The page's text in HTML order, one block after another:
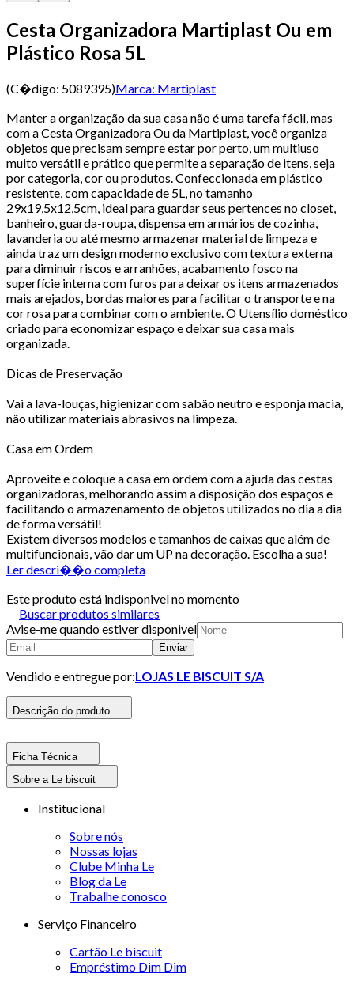
Cesta Organizadora Martiplast Ou em
Plástico Rosa 5L
(C�digo: 5089395)Marca: Martiplast
Manter a organização da sua casa não é uma tarefa fácil, mas
com a Cesta Organizadora Ou da Martiplast, você organiza
objetos que precisam sempre estar por perto, um multiuso
muito versátil e prático que permite a separação de itens, seja
por categoria, cor ou produtos. Confeccionada em plástico
resistente, com capacidade de 5L, no tamanho
29x19,5x12,5cm, ideal para guardar seus pertences no closet,
banheiro, guarda-roupa, dispensa em armários de cozinha,
lavanderia ou até mesmo armazenar material de limpeza e
ainda traz um design moderno exclusivo com textura externa
para diminuir riscos e arranhões, acabamento fosco na
superfície interna com furos para deixar os itens armazenados
mais arejados, bordas maiores para facilitar o transporte e na
cor rosa para combinar com o ambiente. O Utensílio doméstico
criado para economizar espaço e deixar sua casa mais
organizada.
Dicas de Preservação
Vai a lava-louças, higienizar com sabão neutro e esponja macia,
não utilizar materiais abrasivos na limpeza.
Casa em Ordem
Aproveite e coloque a casa em ordem com a ajuda das cestas
organizadoras, melhorando assim a disposição dos espaços e
facilitando o armazenamento de objetos utilizados no dia a dia
de forma versátil!
Existem diversos modelos e tamanhos de caixas que além de
multifuncionais, vão dar um UP na decoração. Escolha a sua!
Ler descri��o completa
Este produto está indisponivel no momento
Buscar produtos similares
Avise-me quando estiver disponivel
Enviar
Vendido e entregue por:LOJAS LE BISCUIT S/A
Descrição do produto
Ficha Técnica
Sobre a Le biscuit
Institucional
Sobre nós
Nossas lojas
Clube Minha Le
Blog da Le
Trabalhe conosco
Serviço Financeiro
Cartão Le biscuit
Empréstimo Dim Dim